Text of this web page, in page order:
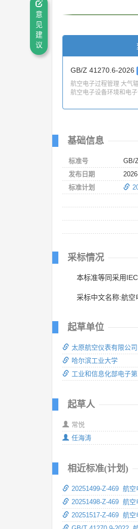
GB/Z 41270.6-2026
航空电子过程管理 大气
航空电子设备环境和电
基础信息
标准号
GB/
发布日期
标准计划
采标情况
本标准等同采用
采标中文名称:航空
起草单位
太原航空仪表有限公司
哈尔滨工业大学
工业和信息化部电子
起草人
常悦
任海涛
相近标准(计划)
20251499-Z-469 航
20251498-Z-469 航
20251517-Z-469 航
意
见
建
议